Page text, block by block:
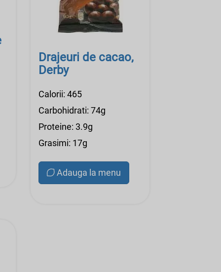
Drajeuri de cacao,
Derby
Calorii: 465
Carbohidrati: 74g
Proteine: 3.9g
Grasimi: 17g
Adauga la menu